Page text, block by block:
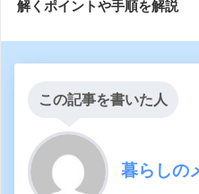
解くポイントや手順を解説
この記事を書いた人
暮らしの